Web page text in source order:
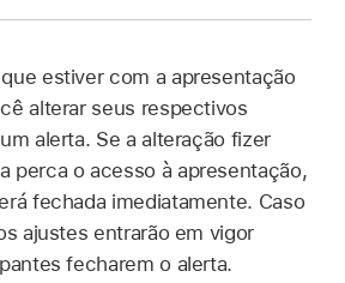
Keynote
no iPhone.
compartilhada, toque
de ferramentas, toque em
Compartilhada” e
de Compartilhamento”.
abaixo:
Keynote
no iPhone.
compartilhada, toque
de ferramentase toque em
Compartilhada”.
e escolha uma das
estiver com a apresentação
alterar seus respectivos
alerta. Se a alteração fizer
perca o acesso à apresentação,
fechada imediatamente. Caso
ajustes entrarão em vigor
fecharem o alerta.